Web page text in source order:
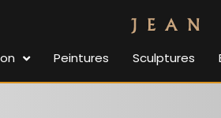
Peintures Sculptures